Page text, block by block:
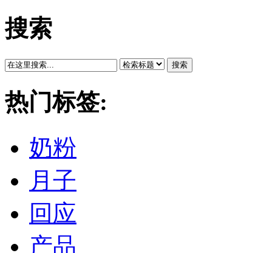
搜索
搜索
热门标签:
奶粉
月子
回应
产品